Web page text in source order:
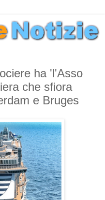
ha 'l'Asso
che sfiora
e Bruges